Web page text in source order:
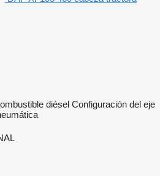
diésel Configuración del eje